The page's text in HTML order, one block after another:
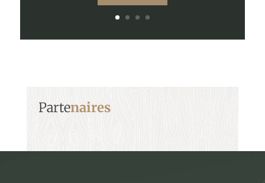
Partenaires